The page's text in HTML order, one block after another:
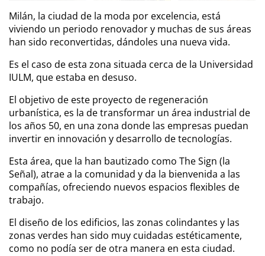
Milán, la ciudad de la moda por excelencia, está
viviendo un periodo renovador y muchas de sus áreas
han sido reconvertidas, dándoles una nueva vida.
Es el caso de esta zona situada cerca de la Universidad
IULM, que estaba en desuso.
El objetivo de este proyecto de regeneración
urbanística, es la de transformar un área industrial de
los años 50, en una zona donde las empresas puedan
invertir en innovación y desarrollo de tecnologías.
Esta área, que la han bautizado como The Sign (la
Señal), atrae a la comunidad y da la bienvenida a las
compañías, ofreciendo nuevos espacios flexibles de
trabajo.
El diseño de los edificios, las zonas colindantes y las
zonas verdes han sido muy cuidadas estéticamente,
como no podía ser de otra manera en esta ciudad.